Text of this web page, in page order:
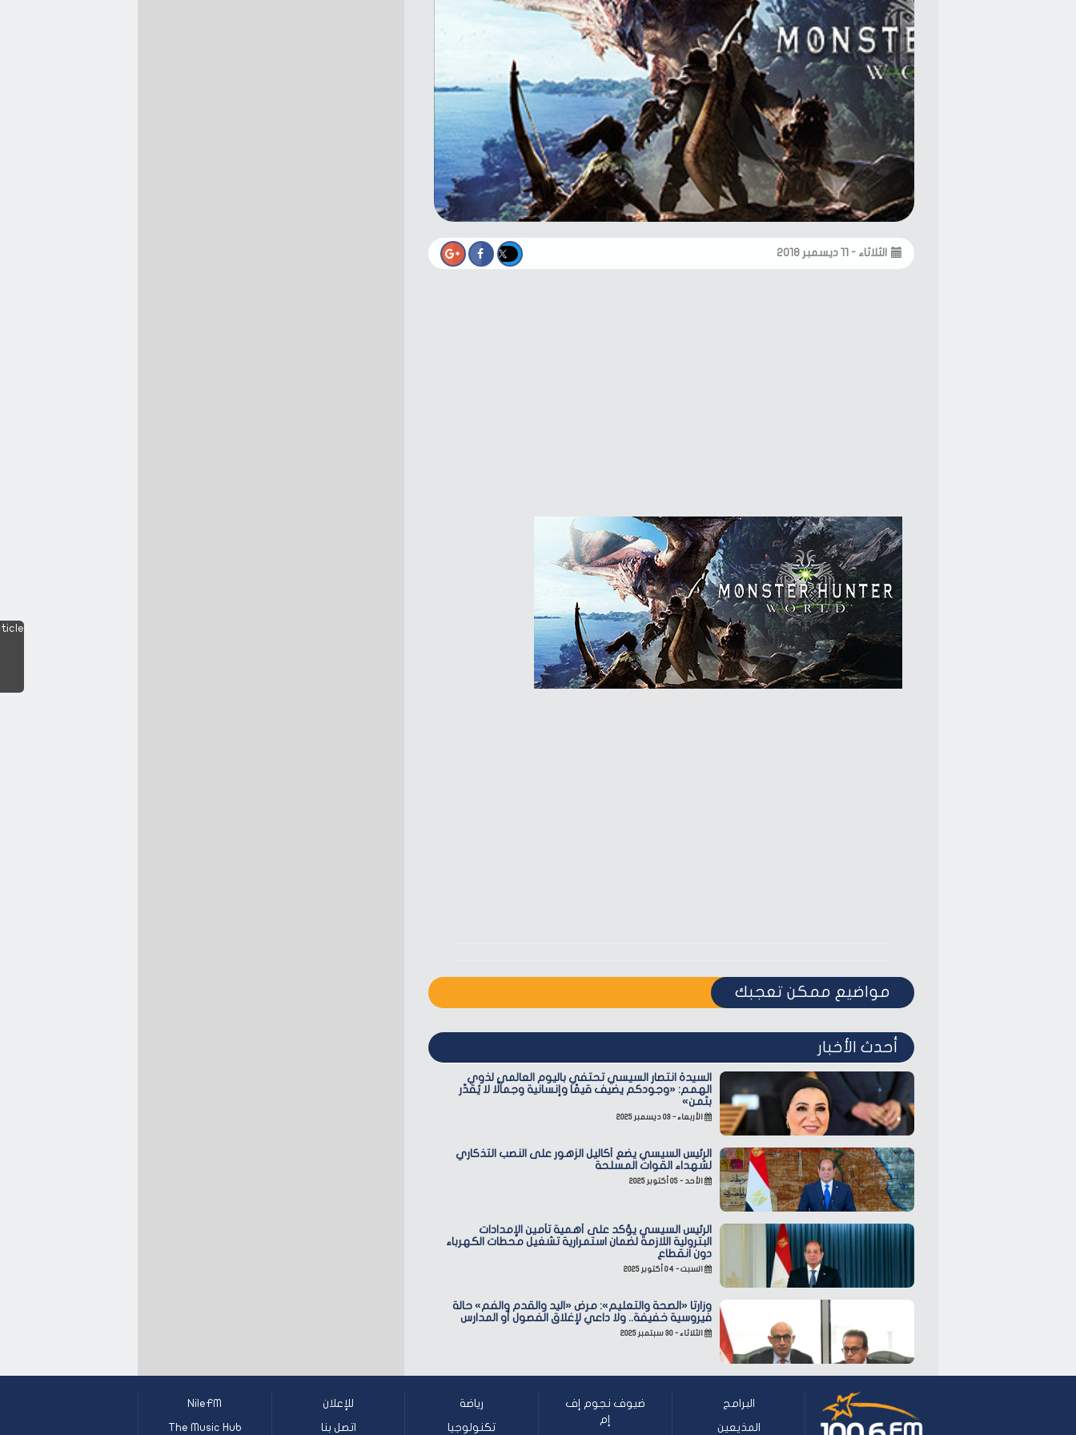
الثلاثاء - ١١ ديسمبر ٢٠١٨
مواضيع ممكن تعجبك
أحدث الأخبار
السيدة انتصار السيسي تحتفي باليوم العالمي لذوي
الهمم: «وجودكم يضيف قيمًا وإنسانية وجمالًا لا يُقدّر
بثمن»
الأربعاء - ٠٣ ديسمبر ٢٠٢٥
الرئيس السيسي يضع أكاليل الزهور على النصب التذكاري
لشهداء القوات المسلحة
الأحد - ٠٥ أكتوبر ٢٠٢٥
الرئيس السيسي يؤكد على أهمية تأمين الإمدادات
البترولية اللازمة لضمان استمرارية تشغيل محطات الكهرباء
دون انقطاع
السبت - ٠٤ أكتوبر ٢٠٢٥
وزارتا «الصحة والتعليم»: مرض «اليد والقدم والفم» حالة
فيروسية خفيفة.. ولا داعي لإغلاق الفصول أو المدارس
الثلاثاء - ٣٠ سبتمبر ٢٠٢٥
البرامج
المذيعين
ضيوف نجوم إف
إم
رياضة
تكنولوجيا
للإعلان
اتصل بنا
NileFM
The Music Hub